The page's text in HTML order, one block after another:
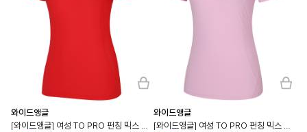
와이드앵글
[와이드앵글] 여성 TO PRO 펀칭 믹스 집업 폴로 티셔츠 L (Red) WWM24231R2
와이드앵글
[와이드앵글] 여성 TO PRO 펀칭 믹스 집업 폴로 티셔츠 L (C/Pink) WWM24231P7